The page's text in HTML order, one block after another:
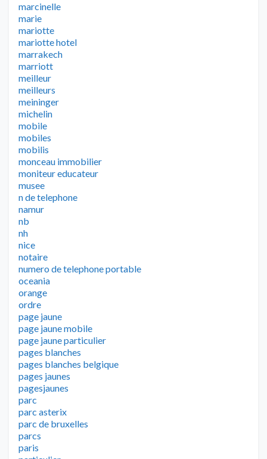
marcinelle
marie
mariotte
mariotte hotel
marrakech
marriott
meilleur
meilleurs
meininger
michelin
mobile
mobiles
mobilis
monceau immobilier
moniteur educateur
musee
n de telephone
namur
nb
nh
nice
notaire
numero de telephone portable
oceania
orange
ordre
page jaune
page jaune mobile
page jaune particulier
pages blanches
pages blanches belgique
pages jaunes
pagesjaunes
parc
parc asterix
parc de bruxelles
parcs
paris